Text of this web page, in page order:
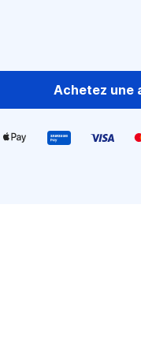
Achetez une